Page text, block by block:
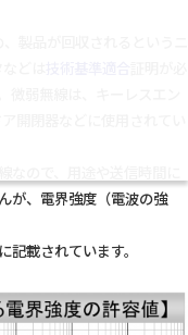
製品が回収されるというニ
どは
微弱無線は、キーレスエン
開閉器などに使用されてい
なので、用途や送信時間に
が、電界強度（電波の強
記載されています。